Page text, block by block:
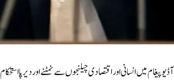
میں انسانی اور اقتصادی چیلنجوں سے نمٹنے اور دیرپا